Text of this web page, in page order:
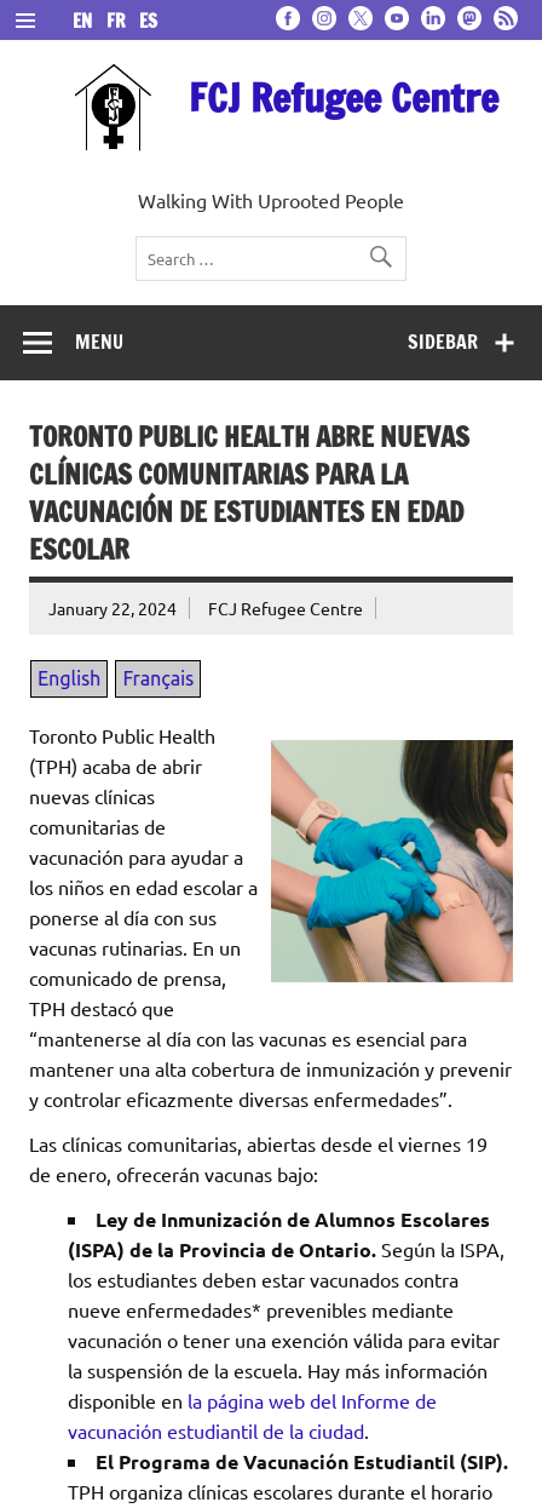
Skip
to
content
FCJ Refugee Centre
Walking With Uprooted People
EN FR ES
SIDEBAR
MENU
TORONTO PUBLIC HEALTH ABRE NUEVAS
CLÍNICAS COMUNITARIAS PARA LA
VACUNACIÓN DE ESTUDIANTES EN EDAD
ESCOLAR
January 22, 2024 FCJ Refugee Centre
Toronto Public Health
(TPH) acaba de abrir
nuevas clínicas
comunitarias de
vacunación para ayudar a
los niños en edad escolar a
ponerse al día con sus
vacunas rutinarias. En un
comunicado de prensa,
TPH destacó que
“mantenerse al día con las vacunas es esencial para
mantener una alta cobertura de inmunización y prevenir
y controlar eficazmente diversas enfermedades”.
Las clínicas comunitarias, abiertas desde el viernes 19
de enero, ofrecerán vacunas bajo:
Ley de Inmunización de Alumnos Escolares
(ISPA) de la Provincia de Ontario. Según la ISPA,
los estudiantes deben estar vacunados contra
nueve enfermedades* prevenibles mediante
vacunación o tener una exención válida para evitar
la suspensión de la escuela. Hay más información
disponible en la página web del Informe de
vacunación estudiantil de la ciudad.
El Programa de Vacunación Estudiantil (SIP).
TPH organiza clínicas escolares durante el horario